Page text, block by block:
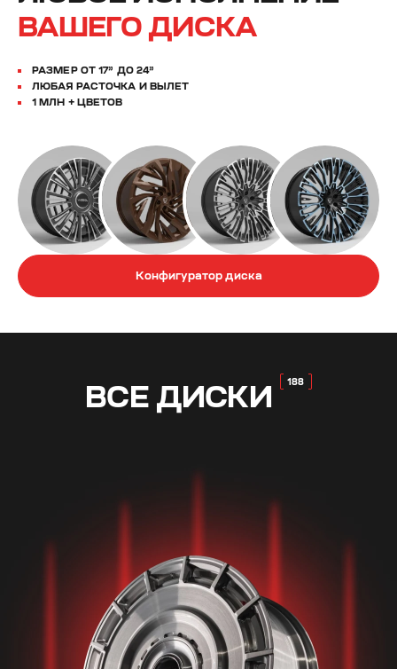
ВАШЕГО ДИСКА
РАЗМЕР ОТ 17” ДО 24”
ЛЮБАЯ РАСТОЧКА И ВЫЛЕТ
1 МЛН + ЦВЕТОВ
Конфигуратор диска
ВСЕ ДИСКИ